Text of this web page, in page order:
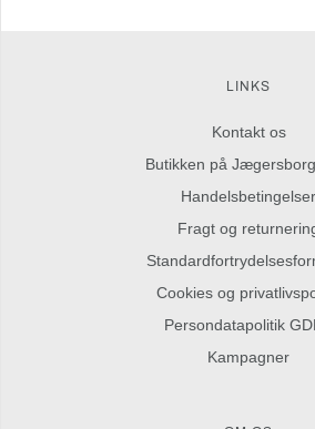
LINKS
Kontakt os
Butikken på
Handelsbetingelser
Fragt og
Cookies og
Persondatapolitik
Kampagner